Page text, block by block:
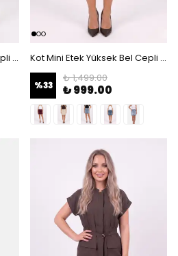
Kot Mini Etek Yüksek Bel Cepli Denim Etek Kadın Mini Etek - Taşlı Mavi Kot Mini Etek Yüksek Bel Cepli Denim Etek Kadın Mini Etek - Koyu Mavi
%33
₺ 1,499.00
₺ 999.00